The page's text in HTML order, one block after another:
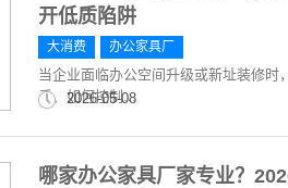
开低质陷阱
大消费 办公家具厂
当企业面临办公空间升级或新址装修时
质、如何控制...
2026-05-08
哪家办公家具厂家专业？